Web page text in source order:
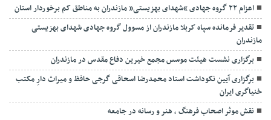
اعزام ۲۲ گروه جهادی “شهدای بهزیستی” مازندران به مناطق کم برخوردار استان
تقدیر فرمانده سپاه کربلا مازندران از مسوول گروه جهادی شهدای بهزیستی
مازندران
برگزاری نشست هیئت موسس مجمع خیرین دفاع مقدس در مازندران
برگزاری آیین نکوداشت استاد محمدرضا اسحاقی گرجی حافظ و میراث دارِ مکتب
خنیاگری ایران
نقش موثر اصحاب فرهنگ ، هنر و رسانه در جامعه